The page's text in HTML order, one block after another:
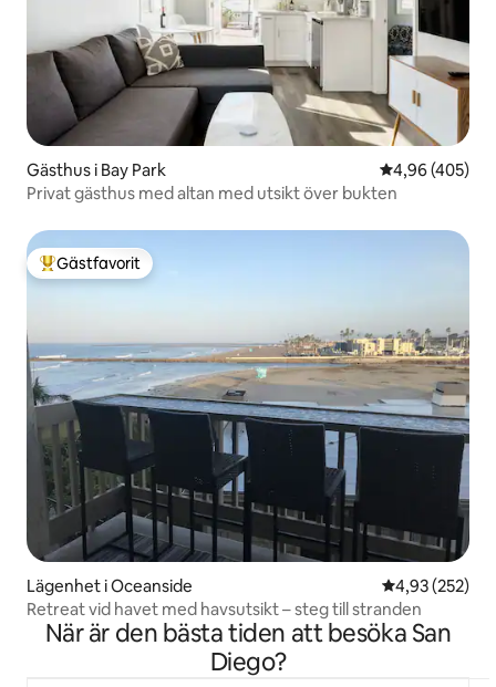
Gästhus i Bay Park 4,96 av 5 i
4,96 (405)
Privat gästhus med altan med utsikt över bukten
Populär gästfavorit
Gästfavorit
Lägenhet i Oceanside 4,93 av 5 i
4,93 (252)
Retreat vid havet med havsutsikt – steg till stranden
När är den bästa tiden att besöka San
Diego?